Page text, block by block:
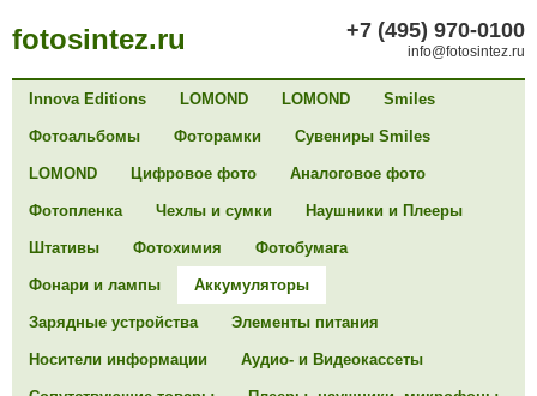
fotosintez.ru +7 (495) 970-0100
info@fotosintez.ru
Innova Editions LOMOND LOMOND Smiles
Фотоальбомы Фоторамки Сувениры Smiles
LOMOND Цифровое фото Аналоговое фото
Фотопленка Чехлы и сумки Наушники и Плееры
Штативы Фотохимия Фотобумага
Фонари и лампы Аккумуляторы
Зарядные устройства Элементы питания
Носители информации Аудио- и Видеокассеты